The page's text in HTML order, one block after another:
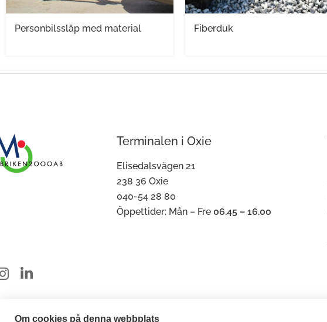
Personbilssläp med material Fiberduk
Terminalen i Oxie
Elisedalsvägen 21
238 36 Oxie
040-54 28 80
Öppettider: Mån – Fre 06.45 – 16.00
Om cookies på denna webbplats